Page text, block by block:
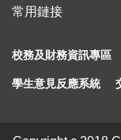
常用鏈接
校務及財務資訊專區
學生意見反應系統